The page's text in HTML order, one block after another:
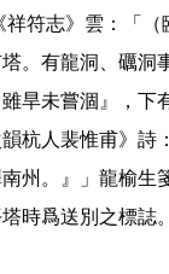
祥符志》雲：「
。有龍洞、礪洞
旱未嘗涸』，下
杭人裴惟甫》詩
州。』」龍榆生
時爲送別之標誌。